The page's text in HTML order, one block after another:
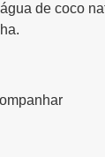
de coco